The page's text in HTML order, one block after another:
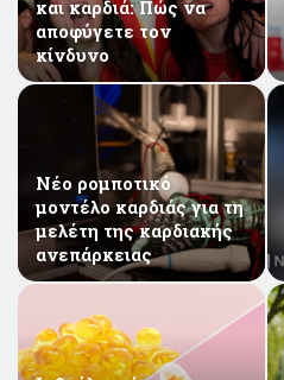
και καρδιά: Πώς να
αποφύγετε τον
κίνδυνο
Νέο ρομποτικό
μοντέλο καρδιάς για τη
μελέτη της καρδιακής
ανεπάρκειας